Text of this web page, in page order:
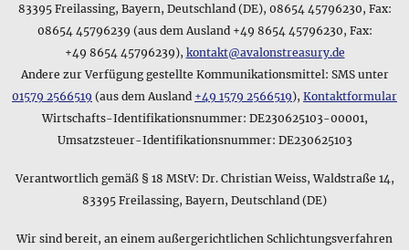
Produkt Geflochtene Bernsteinsplitter • Halskette?
Auch zum Lieferumfang gibt es natürlich eine Kurzangabe im
Datenblatt - diese lautet für das Produkt Geflochtene
Bernsteinsplitter • Halskette folgendermaßen: mit
Schmuckbeutel. Wie immer ist diese Angabe nur für einen
schnellen Überblick gedacht, wobei sie eine genaue
Beschreibung des Lieferumfangs natürlich weiter oben auf
dieser Seite im Bereich zu den Produktdetail finden können.
Wie breit, lang und hoch ist das Produkt Geflochtene
Bernsteinsplitter • Halskette?
Produkt Halskette • Geflochtene Bernsteinsplitter: Länge der
83395 Freilassing, Bayern, Deutschland (DE), 08654 45796230, Fax:
08654 45796239 (aus dem Ausland +49 8654 45796230, Fax:
+49 8654 45796239), kontakt@avalonstreasury.de
Andere zur Verfügung gestellte Kommunikationsmittel: SMS unter
01579 2566519 (aus dem Ausland +49 1579 2566519), Kontaktformular
Wirtschafts-Identifikationsnummer: DE230625103-00001,
Umsatzsteuer-Identifikationsnummer: DE230625103
Verantwortlich gemäß § 18 MStV: Dr. Christian Weiss, Waldstraße 14,
83395 Freilassing, Bayern, Deutschland (DE)
Wir sind bereit, an einem außergerichtlichen Schlichtungsverfahren